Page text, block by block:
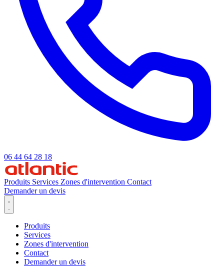
06 44 64 28 18
Produits Services Zones d'intervention Contact
Demander un devis
Produits
Services
Zones d'intervention
Contact
Demander un devis